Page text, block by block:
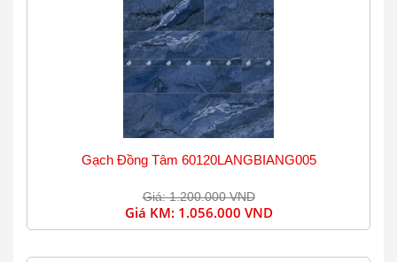
Gạch Đồng Tâm 60120LANGBIANG005
Giá: 1.200.000 VND
Giá KM: 1.056.000 VND